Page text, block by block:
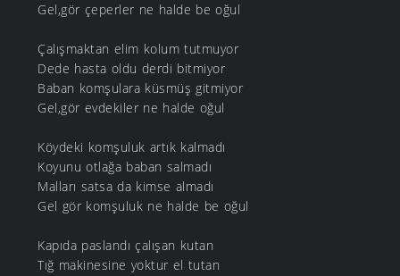
Gel,gör çeperler ne halde be oğul
Çalışmaktan elim kolum tutmuyor
Dede hasta oldu derdi bitmiyor
Baban komşulara küsmüş gitmiyor
Gel,gör evdekiler ne halde oğul
Köydeki komşuluk artık kalmadı
Koyunu otlağa baban salmadı
Malları satsa da kimse almadı
Gel gör komşuluk ne halde be oğul
Kapıda paslandı çalışan kutan
Tığ makinesine yoktur el tutan